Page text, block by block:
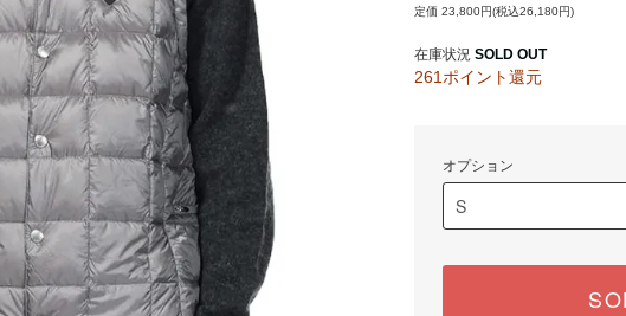
定価 23,800円(税込26,180円)
在庫状況 SOLD OUT
261ポイント還元
オプション